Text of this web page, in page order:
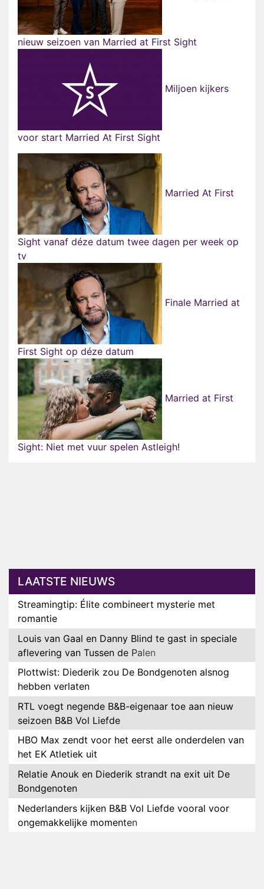
nieuw seizoen van Married at First Sight
Miljoen kijkers
voor start Married At First Sight
Married At First
Sight vanaf déze datum twee dagen per week op
tv
Finale Married at
First Sight op déze datum
Married at First
Sight: Niet met vuur spelen Astleigh!
LAATSTE NIEUWS
Streamingtip: Élite combineert mysterie met
romantie
Louis van Gaal en Danny Blind te gast in speciale
aflevering van Tussen de Palen
Plottwist: Diederik zou De Bondgenoten alsnog
hebben verlaten
RTL voegt negende B&B-eigenaar toe aan nieuw
seizoen B&B Vol Liefde
HBO Max zendt voor het eerst alle onderdelen van
het EK Atletiek uit
Relatie Anouk en Diederik strandt na exit uit De
Bondgenoten
Nederlanders kijken B&B Vol Liefde vooral voor
ongemakkelijke momenten